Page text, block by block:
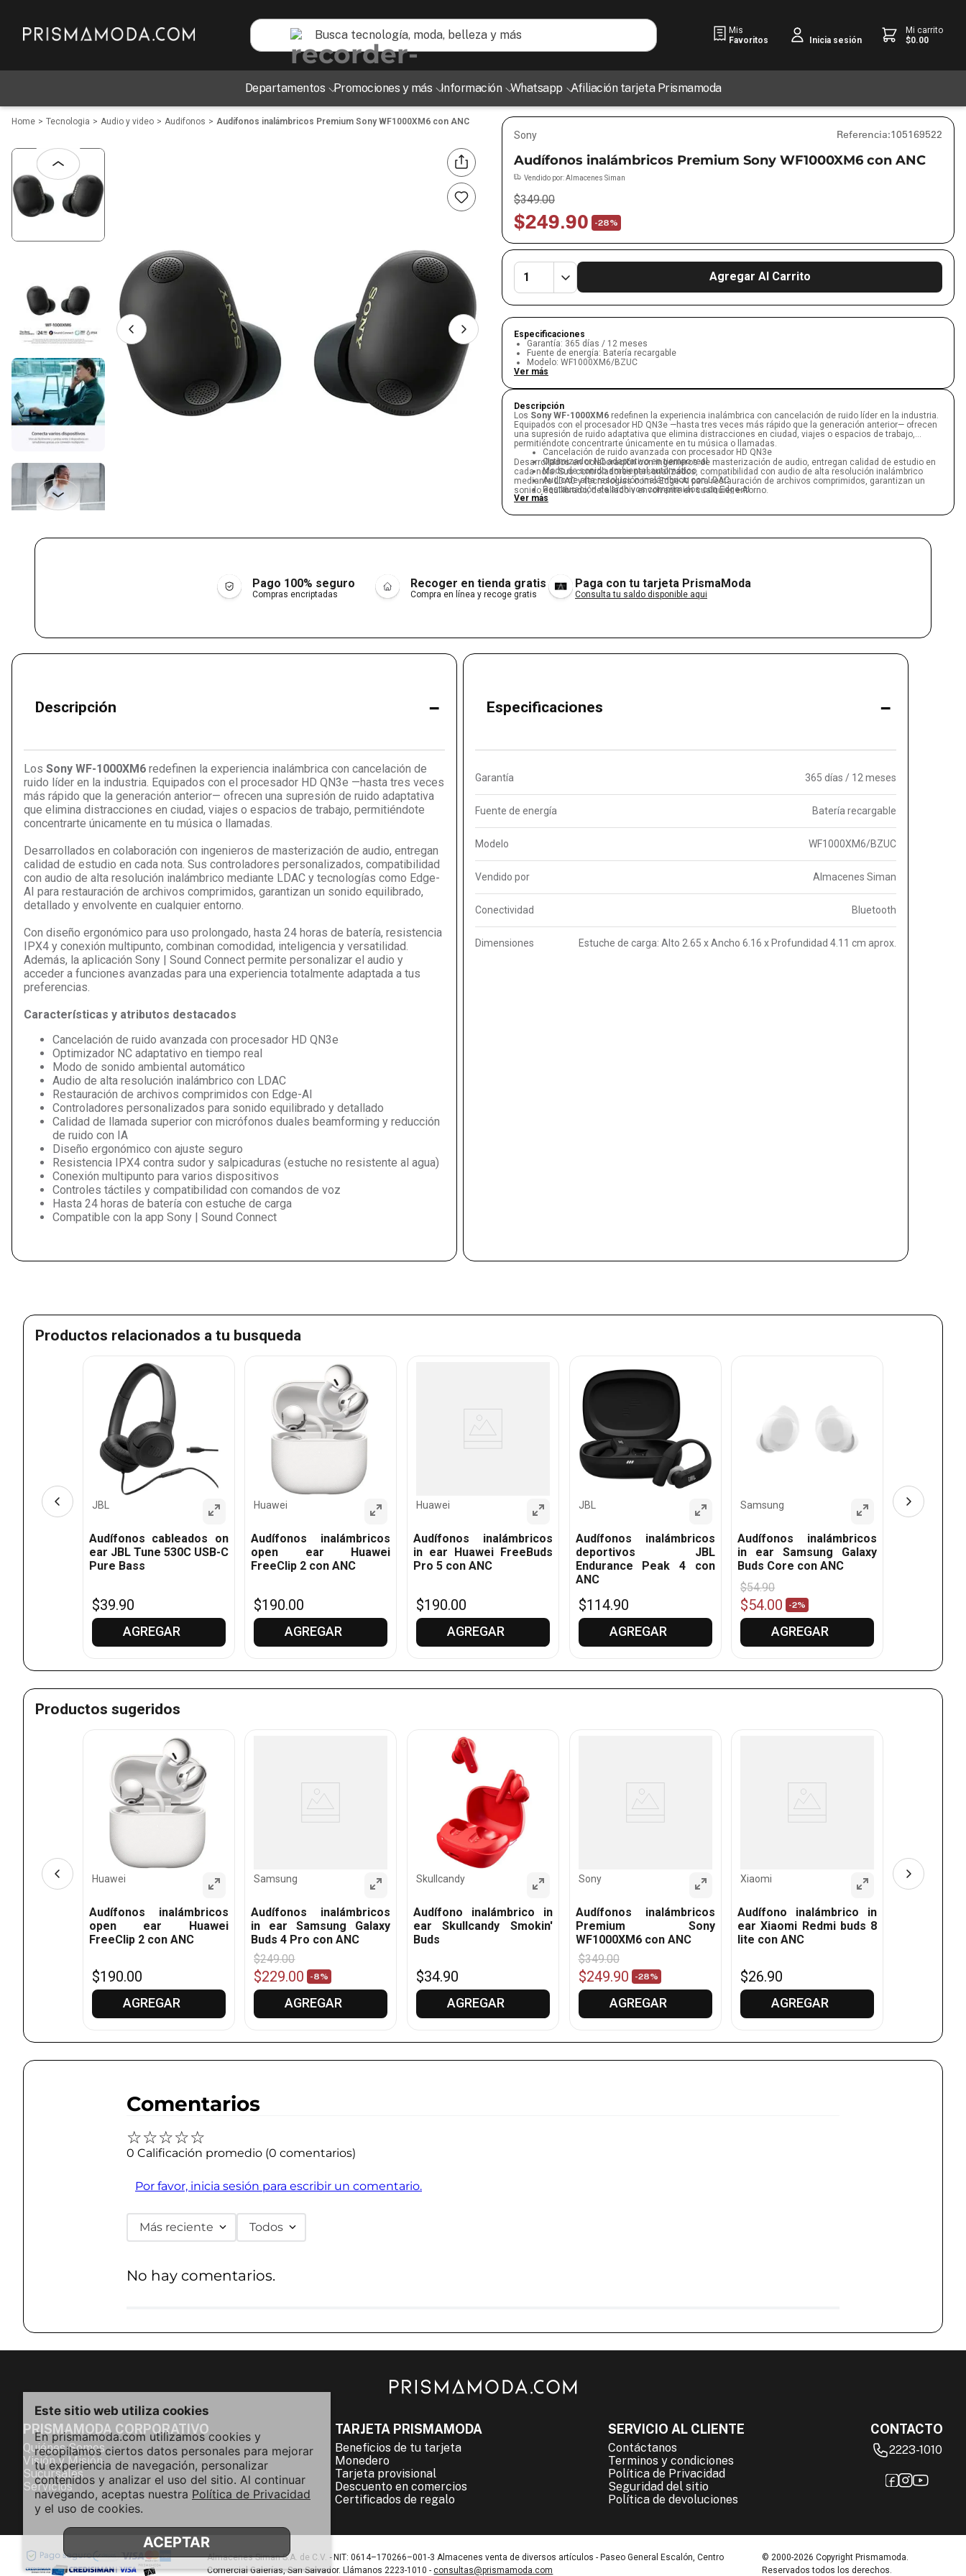
Busca tecnología, moda, belleza y más
Mis
Favoritos
Inicia sesión
Mi carrito
$0.00
Departamentos Promociones y más Información Whatsapp Afiliación tarjeta Prismamoda
Este sitio web utiliza cookies
En prismamoda.com utilizamos cookies y
recopilamos ciertos datos personales para mejorar
tu experiencia de navegación, personalizar
contenidos y analizar el uso del sitio. Al continuar
navegando, aceptas nuestra Política de Privacidad
y el uso de cookies.
ACEPTAR
Tecnologia Audio y video Audifonos Audífonos inalámbricos Premium Sony WF1000XM6 con ANC
Sony Referencia:105169522
Audífonos inalámbricos Premium Sony WF1000XM6 con ANC
Vendido por:Almacenes Siman
$349.00
$249.90 -28%
Agregar Al Carrito
Especificaciones
Garantía: 365 días / 12 meses
Fuente de energía: Batería recargable
Modelo: WF1000XM6/BZUC
Ver más
Descripción
Los Sony WF-1000XM6 redefinen la experiencia inalámbrica con cancelación de ruido líder en la industria.
Equipados con el procesador HD QN3e —hasta tres veces más rápido que la generación anterior— ofrecen
una supresión de ruido adaptativa que elimina distracciones en ciudad, viajes o espacios de trabajo,
permitiéndote concentrarte únicamente en tu música o llamadas.
Desarrollados en colaboración con ingenieros de masterización de audio, entregan calidad de estudio en
cada nota. Sus controladores personalizados, compatibilidad con audio de alta resolución inalámbrico
mediante LDAC y tecnologías como Edge-AI para restauración de archivos comprimidos, garantizan un
sonido equilibrado, detallado y envolvente en cualquier entorno.
multipunto, combinan comodidad, inteligencia y versatilidad. Además, la aplicación Sony | Sound Connect
a tus preferencias.
Cancelación de ruido avanzada con procesador HD QN3e
Optimizador NC adaptativo en tiempo real
Modo de sonido ambiental automático
Audio de alta resolución inalámbrico con LDAC
Restauración de archivos comprimidos con Edge-AI
Controladores personalizados para sonido equilibrado y detallado
Diseño ergonómico con ajuste seguro
Conexión multipunto para varios dispositivos
Ver más
Pago 100% seguro
Compras encriptadas
Recoger en tienda gratis
Compra en línea y recoge gratis
Paga con tu tarjeta PrismaModa
Consulta tu saldo disponible aqui
Descripción -
Los Sony WF-1000XM6 redefinen la experiencia inalámbrica con cancelación de
ruido líder en la industria. Equipados con el procesador HD QN3e —hasta tres veces
más rápido que la generación anterior— ofrecen una supresión de ruido adaptativa
que elimina distracciones en ciudad, viajes o espacios de trabajo, permitiéndote
concentrarte únicamente en tu música o llamadas.
Desarrollados en colaboración con ingenieros de masterización de audio, entregan
calidad de estudio en cada nota. Sus controladores personalizados, compatibilidad
con audio de alta resolución inalámbrico mediante LDAC y tecnologías como Edge-
AI para restauración de archivos comprimidos, garantizan un sonido equilibrado,
detallado y envolvente en cualquier entorno.
Con diseño ergonómico para uso prolongado, hasta 24 horas de batería, resistencia
IPX4 y conexión multipunto, combinan comodidad, inteligencia y versatilidad.
Además, la aplicación Sony | Sound Connect permite personalizar el audio y
acceder a funciones avanzadas para una experiencia totalmente adaptada a tus
preferencias.
Características y atributos destacados
Cancelación de ruido avanzada con procesador HD QN3e
Optimizador NC adaptativo en tiempo real
Modo de sonido ambiental automático
Audio de alta resolución inalámbrico con LDAC
Restauración de archivos comprimidos con Edge-AI
Controladores personalizados para sonido equilibrado y detallado
Calidad de llamada superior con micrófonos duales beamforming y reducción
de ruido con IA
Diseño ergonómico con ajuste seguro
Resistencia IPX4 contra sudor y salpicaduras (estuche no resistente al agua)
Conexión multipunto para varios dispositivos
Controles táctiles y compatibilidad con comandos de voz
Hasta 24 horas de batería con estuche de carga
Compatible con la app Sony | Sound Connect
Especificaciones -
Garantía 365 días / 12 meses
Fuente de energía Batería recargable
Modelo WF1000XM6/BZUC
Vendido por Almacenes Siman
Conectividad Bluetooth
Dimensiones Estuche de carga: Alto 2.65 x Ancho 6.16 x Profundidad 4.11 cm aprox.
Productos relacionados a tu busqueda
JBL
Audífonos cableados on
ear JBL Tune 530C USB-C
Pure Bass
$39.90
AGREGAR
Huawei
Audífonos inalámbricos
open ear Huawei
FreeClip 2 con ANC
$190.00
AGREGAR
Huawei
Audífonos inalámbricos
in ear Huawei FreeBuds
Pro 5 con ANC
$190.00
AGREGAR
JBL
Audífonos inalámbricos
deportivos JBL
Endurance Peak 4 con
ANC
$114.90
AGREGAR
Samsung
Audífonos inalámbricos
in ear Samsung Galaxy
Buds Core con ANC
$54.90
$54.00 -2%
AGREGAR
Productos sugeridos
Huawei
Audífonos inalámbricos
open ear Huawei
FreeClip 2 con ANC
$190.00
AGREGAR
Samsung
Audífonos inalámbricos
in ear Samsung Galaxy
Buds 4 Pro con ANC
$249.00
$229.00 -8%
AGREGAR
Skullcandy
Audífono inalámbrico in
ear Skullcandy Smokin'
Buds
$34.90
AGREGAR
Sony
Audífonos inalámbricos
Premium Sony
WF1000XM6 con ANC
$349.00
$249.90 -28%
AGREGAR
Xiaomi
Audífono inalámbrico in
ear Xiaomi Redmi buds 8
lite con ANC
$26.90
AGREGAR
Comentarios
☆☆☆☆☆
0 Calificación promedio (0 comentarios)
Por favor, inicia sesión para escribir un comentario.
Más reciente Todos
No hay comentarios.
PRISMAMODA CORPORATIVO
Quiénes Somos
Visión y Misión
Sucursales
Servicios
TARJETA PRISMAMODA
Beneficios de tu tarjeta
Monedero
Tarjeta provisional
Descuento en comercios
Certificados de regalo
SERVICIO AL CLIENTE
Contáctanos
Terminos y condiciones
Política de Privacidad
Seguridad del sitio
Política de devoluciones
CONTACTO
2223-1010
Almacenes Siman S.A. de C.V. - NIT: 0614–170266–001-3 Almacenes venta de diversos artículos - Paseo General Escalón, Centro
Comercial Galerías, San Salvador. Llámanos 2223-1010 -consultas@prismamoda.com
© 2000-2026 Copyright Prismamoda.
Reservados todos los derechos.
TÉRMINOS MÁS BUSCADOS
perfumes
2.
carteras
8
zapatos
reloj
traje baño